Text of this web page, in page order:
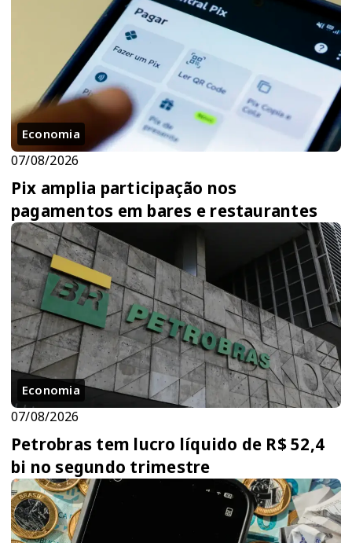
Economia
07/08/2026
Pix amplia participação nos
pagamentos em bares e restaurantes
Economia
07/08/2026
Petrobras tem lucro líquido de R$ 52,4
bi no segundo trimestre